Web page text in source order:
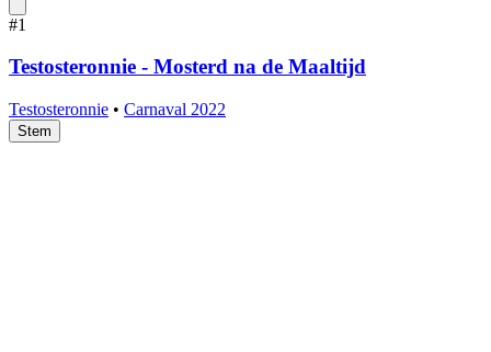
#1
Testosteronnie - Mosterd na de Maaltijd
Testosteronnie • Carnaval 2022
Stem